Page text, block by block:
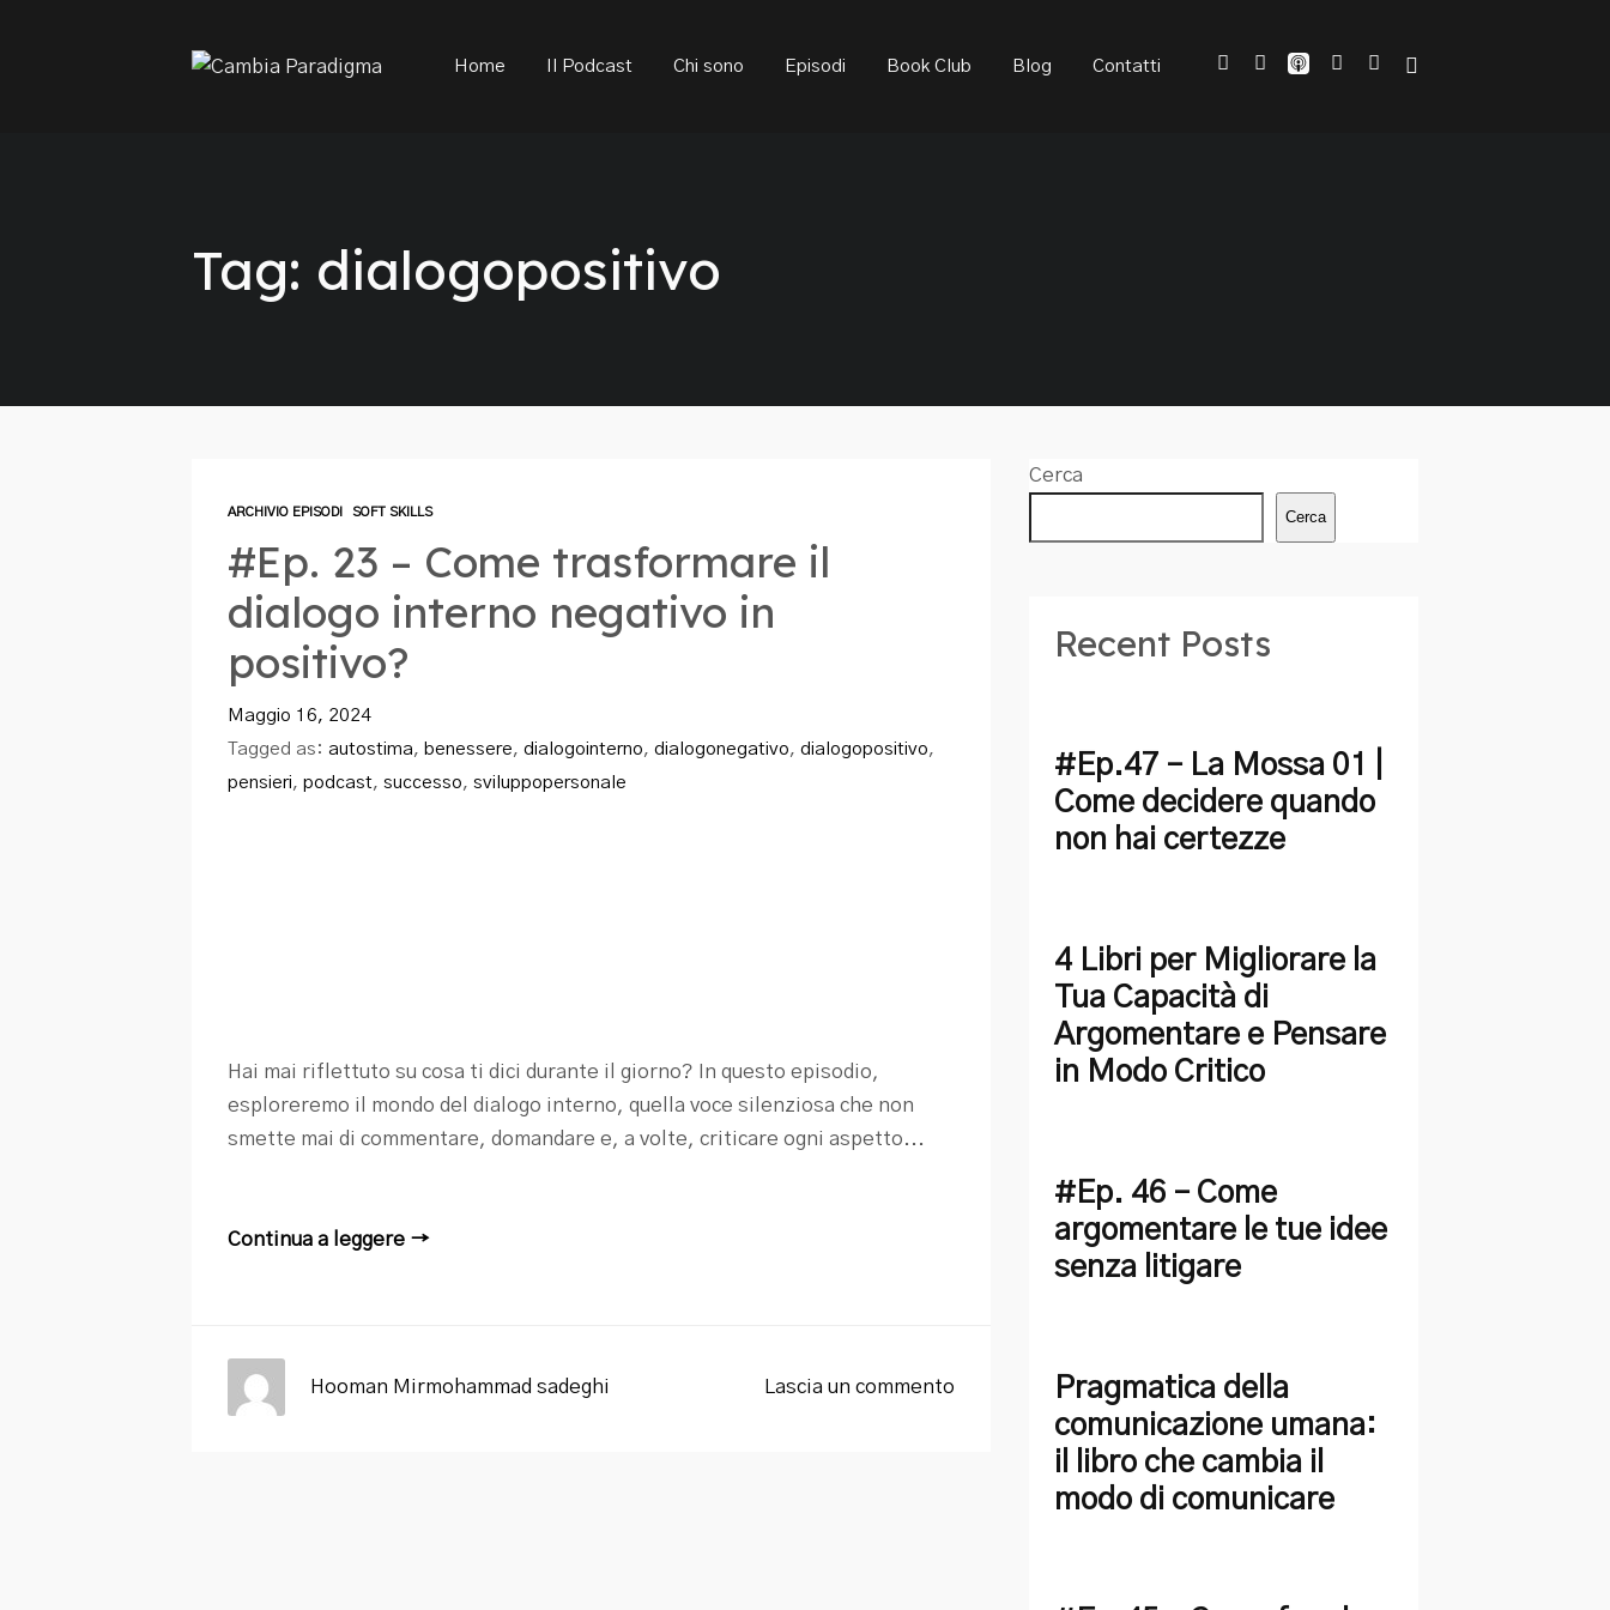
Home Il Podcast Chi sono Episodi Book Club Blog Contatti
Tag: dialogopositivo
ARCHIVIO EPISODI SOFT SKILLS
#Ep. 23 – Come trasformare il
dialogo interno negativo in
positivo?
Maggio 16, 2024
Tagged as: autostima, benessere, dialogointerno, dialogonegativo, dialogopositivo,
pensieri, podcast, successo, sviluppopersonale
Hai mai riflettuto su cosa ti dici durante il giorno? In questo episodio,
esploreremo il mondo del dialogo interno, quella voce silenziosa che non
smette mai di commentare, domandare e, a volte, criticare ogni aspetto...
Continua a leggere →
Lascia un commento
Hooman Mirmohammad sadeghi
Cerca
Cerca
Recent Posts
#Ep.47 – La Mossa 01 |
Come decidere quando
non hai certezze
4 Libri per Migliorare la
Tua Capacità di
Argomentare e Pensare
in Modo Critico
#Ep. 46 – Come
argomentare le tue idee
senza litigare
Pragmatica della
comunicazione umana:
il libro che cambia il
modo di comunicare